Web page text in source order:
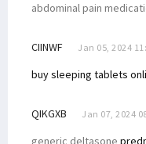
abdominal pain
CIINWF Jan 05, 2024
buy sleeping tablets
QIKGXB Jan 07, 2024
generic deltasone